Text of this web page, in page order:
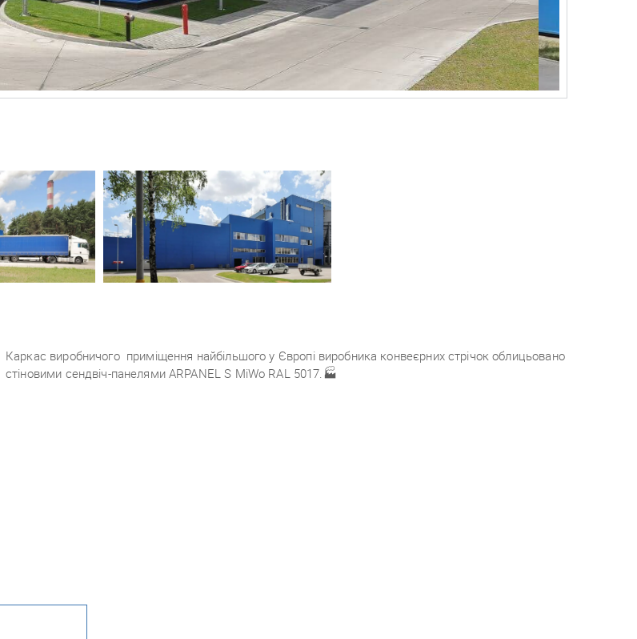
Каркас виробничого приміщення найбільшого у Європі виробника конвеєрних стрічок облицьовано
стіновими сендвіч-панелями ARPANEL S MiWo RAL 5017.🏭